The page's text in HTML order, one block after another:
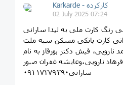
Karkarde - کارکرده
02 July 2025 07:24
رنگ کارت ملی به لیدا سارانی
کارت بانکی مسکن سپه ملت
نارویی، فیش دکتر پورقاز به نام
فرهاد نارویی،وعایشه غفران صبور
۰۹۱۱۷۲۷۹۳۹۰سارانی